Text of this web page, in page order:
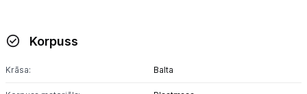
Tet pakalpojumi
Korpuss
Krāsa: Balta